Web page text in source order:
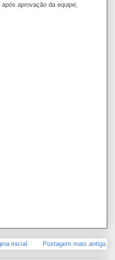
aprovação da equipe;
Postagem mais antiga
inicial